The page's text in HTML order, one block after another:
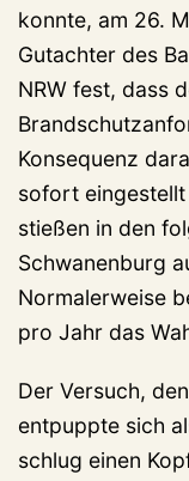
konnte, am 26.
Gutachter des
NRW fest, dass
Konsequenz
sofort eingestellt
stießen in den
Schwanenburg
Normalerweise
pro Jahr das
Der Versuch,
entpuppte sich
schlug einen